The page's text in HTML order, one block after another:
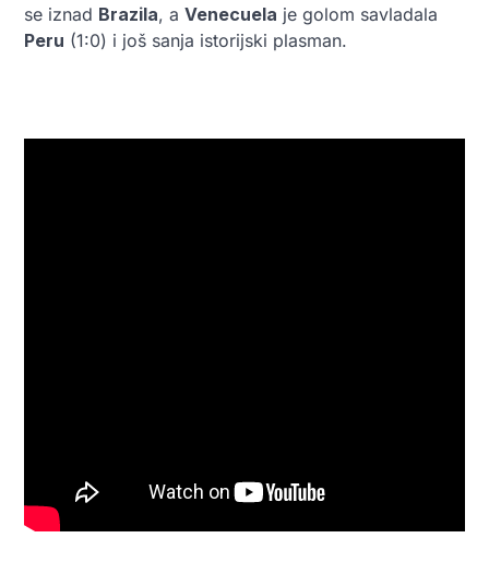
se iznad Brazila, a Venecuela je golom savladala
Peru (1:0) i još sanja istorijski plasman.